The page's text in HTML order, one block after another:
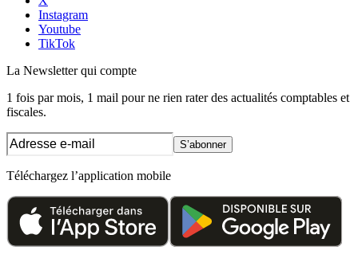
Instagram
Youtube
TikTok
La Newsletterqui compte
1 fois par mois, 1 mail pour ne rien rater des actualités comptables et
fiscales.
S’abonner
Téléchargez l’application mobile